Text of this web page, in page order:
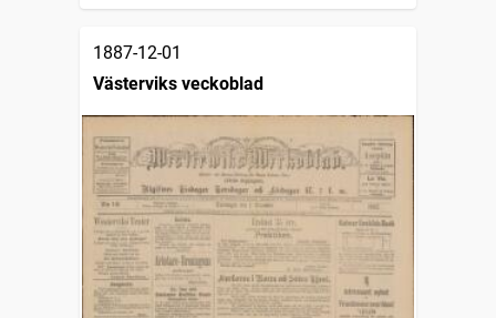
1887-12-01
Västerviks veckoblad